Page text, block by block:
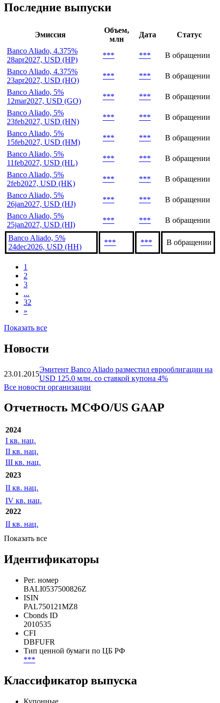
Последние выпуски
Эмиссия
Объем,
млн
Дата
Статус
Banco Aliado, 4.375%
28apr2027, USD (HP)
*** ***
В обращении
Banco Aliado, 4.375%
23apr2027, USD (HO)
*** ***
В обращении
Banco Aliado, 5%
12mar2027, USD (GO)
*** ***
В обращении
Banco Aliado, 5%
23feb2027, USD (HN)
*** ***
В обращении
Banco Aliado, 5%
15feb2027, USD (HM)
*** ***
В обращении
Banco Aliado, 5%
11feb2027, USD (HL)
*** ***
В обращении
Banco Aliado, 5%
2feb2027, USD (HK)
*** ***
В обращении
Banco Aliado, 5%
26jan2027, USD (HJ)
*** ***
В обращении
Banco Aliado, 5%
25jan2027, USD (HI)
*** *** В обращении
Banco Aliado, 5%
24dec2026, USD (HH)
*** *** В обращении
1
2
3
...
32
»
Показать все
Новости
23.01.2015
Эмитент Banco Aliado разместил еврооблигации на
USD 125.0 млн. со ставкой купона 4%
Все новости организации
Отчетность МСФО/US GAAP
2024
I кв. нац.
II кв. нац.
III кв. нац.
2023
II кв. нац.
IV кв. нац.
2022
II кв. нац.
Показать все
Идентификаторы
Рег. номер
BALI0537500826Z
ISIN
PAL750121MZ8
Cbonds ID
2010535
CFI
DBFUFR
Тип ценной бумаги по ЦБ РФ
***
Классификатор выпуска
Купонные